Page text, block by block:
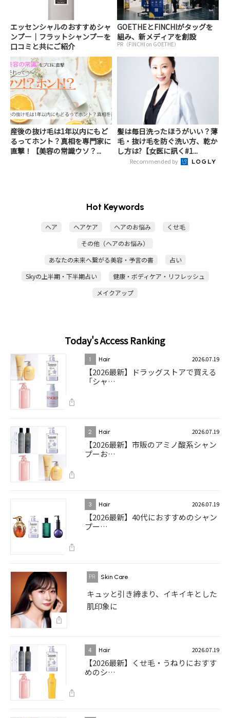
エッセンシャルのおすすめシャ
ンプー｜フラットシャンプーを
口コミと共にご紹介
GOETHEとFINCHIがタッグを
組み、新メディアを創設
PR（FINCHI on GOETHE）
産後の抜け毛は1年以内にもど
るってホント？真相を専門家に
直撃！【美容の常識ウソ？...
髪は毎日洗ったほうがいい？薄
毛・抜け毛を防ぐ洗い方、乾か
し方は?【女医に訊く#1...
Recommended by
Hot Keywords
ヘア ヘアケア ヘアのお悩み
くせ毛
その他（ヘアのお悩み）
あなたの未来へ繋がる美容・予言の書
占い
Skyの上半期・下半期占い
健康・ボディケア・リフレッシュ
メイクアップ
Today's Access Ranking
1 Hair 2026.07.19
【2026最新】ドラッグストアで買える
「シャ…
2 Hair 2026.07.19
【2026最新】市販のアミノ酸系シャン
プーお…
3 Hair 2026.07.19
【2026最新】40代におすすめのシャン
プー…
Skin Care
キュッと引き締まり、イキイキとした
肌印象に
4 Hair 2026.07.19
【2026最新】くせ毛・うねりにおすす
めのシ…